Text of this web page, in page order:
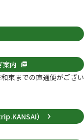
案内
がござい
）